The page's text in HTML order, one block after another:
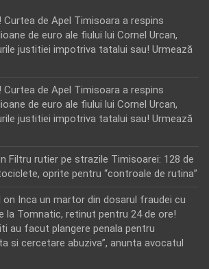
Curtea de Apel Timisoara a respins
de euro ale fiului lui Cornel Urcan,
justitiei impotriva tatalui sau! Urmează
Curtea de Apel Timisoara a respins
de euro ale fiului lui Cornel Urcan,
justitiei impotriva tatalui sau! Urmează
Filtru rutier pe strazile Timisoarei: 128 de
oprite pentru “controale de rutina”
on Inca un martor din dosarul fraudei cu
la Tomnatic, retinut pentru 24 de ore!
au facut plangere penala pentru
si cercetare abuziva”, anunta avocatul